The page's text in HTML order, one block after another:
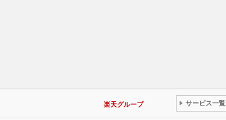
楽天グループ サービス一覧